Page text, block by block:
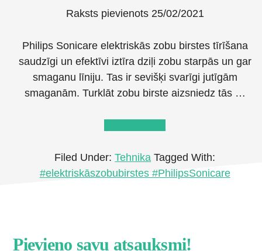
Raksts pievienots 25/02/2021
Philips Sonicare elektriskās zobu birstes tīrīšana
saudzīgi un efektīvi iztīra dziļi zobu starpās un gar
smaganu līniju. Tas ir sevišķi svarīgi jutīgām
smaganām. Turklāt zobu birste aizsniedz tās …
Sonicare
elektriskā
Filed Under:Tehnika Tagged With:
#elektriskāszobubirstes #PhilipsSonicare
Footer
Pievieno savu atsauksmi!